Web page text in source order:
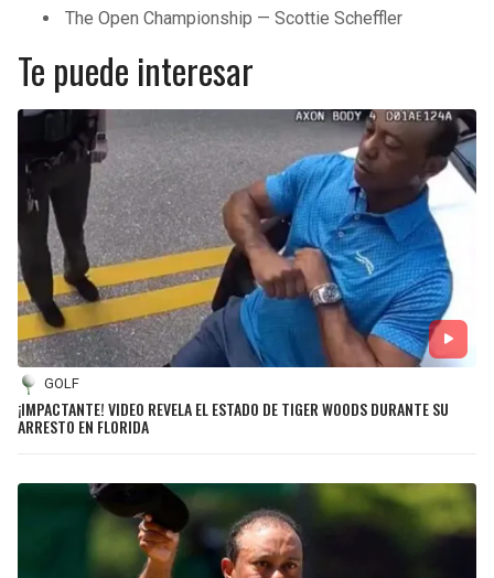
The Open Championship — Scottie Scheffler
Te puede interesar
GOLF
¡IMPACTANTE! VIDEO REVELA EL ESTADO DE TIGER WOODS DURANTE SU
ARRESTO EN FLORIDA